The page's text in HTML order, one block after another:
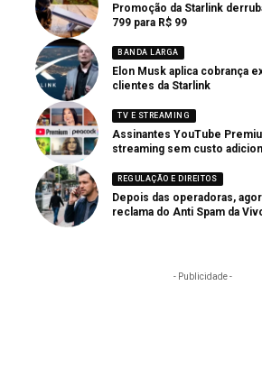
Promoção da Starlink
799 para R$ 99
BANDA LARGA
Elon Musk aplica cobrança
clientes da Starlink
TV E STREAMING
Assinantes YouTube
streaming sem custo
REGULAÇÃO E DIREITOS
Depois das operadoras,
reclama do Anti Spam da
- Publicidade -